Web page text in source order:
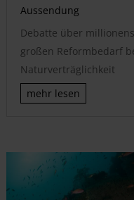
Aussendung
Debatte über
großen Reformbedarf
Naturverträglichkeit
mehr lesen